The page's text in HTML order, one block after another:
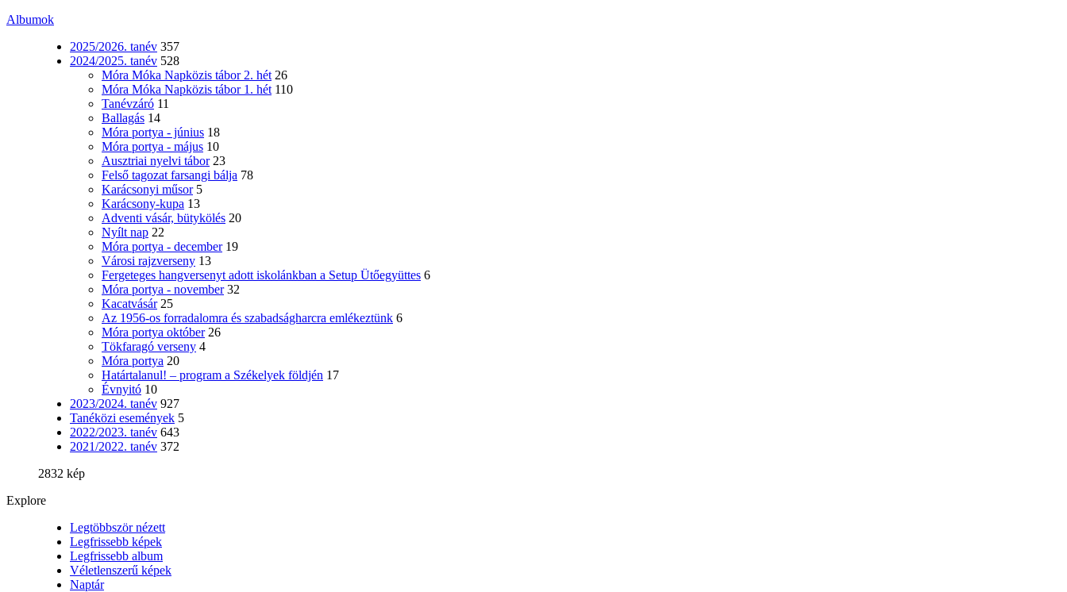
Albumok
2025/2026. tanév 357
2024/2025. tanév 528
Móra Móka Napközis tábor 2. hét 26
Móra Móka Napközis tábor 1. hét 110
Tanévzáró 11
Ballagás 14
Móra portya - június 18
Móra portya - május 10
Ausztriai nyelvi tábor 23
Felső tagozat farsangi bálja 78
Karácsonyi műsor 5
Karácsony-kupa 13
Adventi vásár, bütykölés 20
Nyílt nap 22
Móra portya - december 19
Városi rajzverseny 13
Fergeteges hangversenyt adott iskolánkban a Setup Ütőegyüttes 6
Móra portya - november 32
Kacatvásár 25
Az 1956-os forradalomra és szabadságharcra emlékeztünk 6
Móra portya október 26
Tökfaragó verseny 4
Móra portya 20
Határtalanul! – program a Székelyek földjén 17
Évnyitó 10
2023/2024. tanév 927
Tanéközi események 5
2022/2023. tanév 643
2021/2022. tanév 372
2832 kép
Explore
Legtöbbször nézett
Legfrissebb képek
Legfrissebb album
Véletlenszerű képek
Naptár